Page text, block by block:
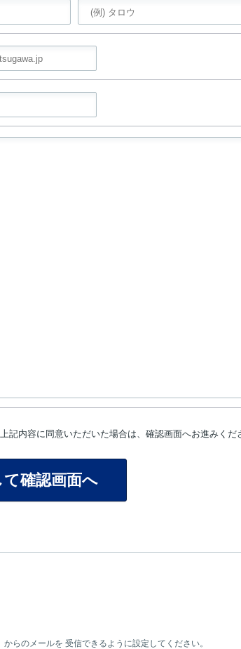
記内容に同意いただいた場合は、確認画面へお進みくだ
らのメールを 受信できるように設定してください。